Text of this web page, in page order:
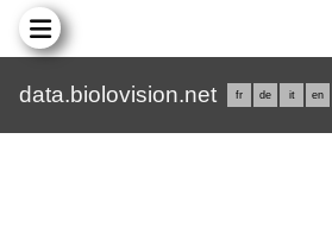
data.biolovision.net fr de it en